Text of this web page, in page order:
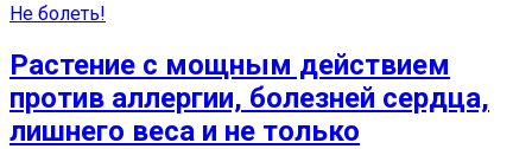
Не болеть!
Растение с мощным действием
против аллергии, болезней сердца,
лишнего веса и не только